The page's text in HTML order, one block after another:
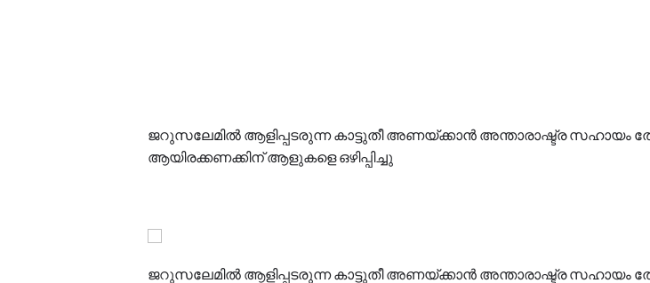
ജറുസലേമിൽ ആളിപ്പടരുന്ന കാട്ടുതീ അണയ്ക്കാൻ അന്താരാഷ്ട്ര സഹായം
ആയിരക്കണക്കിന് ആളുകളെ ഒഴിപ്പിച്ചു
ജറുസലേമിൽ ആളിപ്പടരുന്ന കാട്ടുതീ അണയ്ക്കാൻ അന്താരാഷ്ട്ര സഹായം